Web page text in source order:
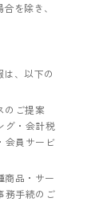
を除き、
は、以下の
のご提案
グ・会計税
会員サービ
商品・サー
務手続のご